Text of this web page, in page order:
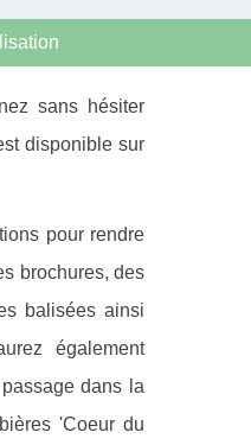
sans hésiter
disponible sur
pour rendre
brochures, des
balisées ainsi
également
dans la
'Coeur du